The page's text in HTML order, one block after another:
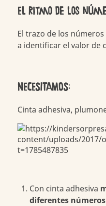
El ritmo de los
El trazo de los
a identificar el valor de
NECESITAMOS:
Cinta adhesiva,
Con cinta adhesiva
diferentes